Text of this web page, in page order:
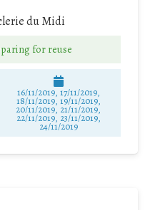
du Midi
for reuse
16/11/2019, 17/11/2019,
18/11/2019, 19/11/2019,
20/11/2019, 21/11/2019,
22/11/2019, 23/11/2019,
24/11/2019